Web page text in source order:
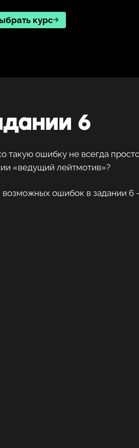
курс
6
ошибку не всегда
«ведущий лейтмотив»?
ошибок в задании 6